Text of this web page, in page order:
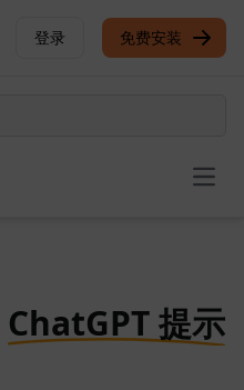
登录 免费安装
ChatGPT 提示